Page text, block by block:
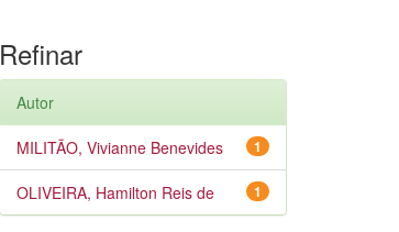
Refinar
Autor
1
MILITÃO, Vivianne Benevides
1
OLIVEIRA, Hamilton Reis de